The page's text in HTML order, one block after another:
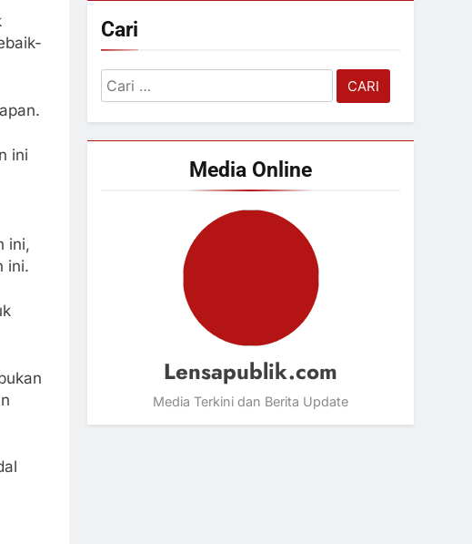
ini
ini,
ini.
Cari
Cari
untuk:
Media Online
Lensapublik.com
Media Terkini dan Berita Update